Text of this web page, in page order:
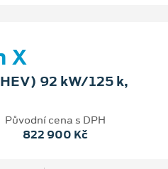
X
92 kW/125 k,
Původní cena s DPH
822 900 Kč